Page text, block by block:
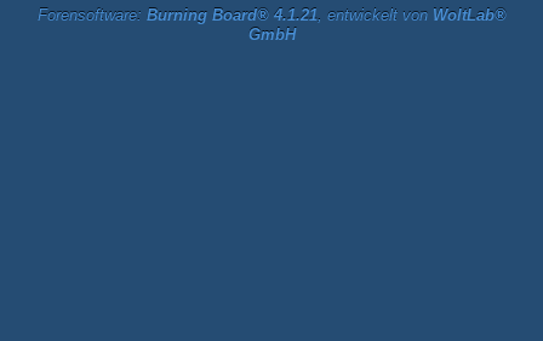
Forensoftware: Burning Board® 4.1.21, entwickelt von WoltLab®
GmbH